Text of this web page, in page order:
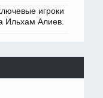
игроки
Ильхам Алиев.